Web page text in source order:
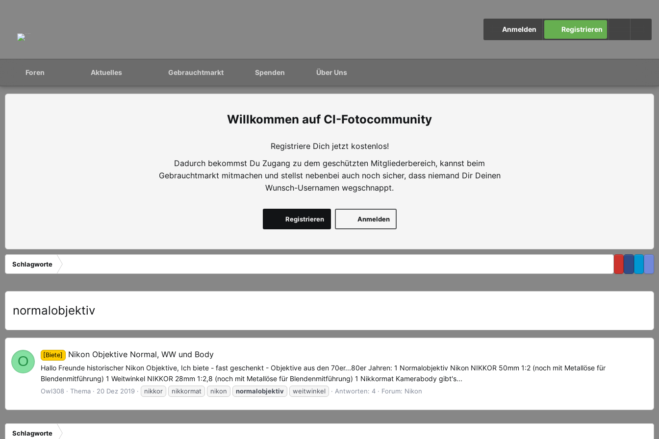
Anmelden Registrieren
Foren Aktuelles Gebrauchtmarkt Spenden Über Uns
CI-Fotocommunity
Registriere Dich jetzt kostenlos!
Dadurch bekommst Du Zugang zu dem geschützten Mitgliederbereich, kannst beim
Gebrauchtmarkt mitmachen und stellst nebenbei auch noch sicher, dass niemand Dir Deinen
Wunsch-Usernamen wegschnappt.
Anmelden
Registrieren
Schlagworte
normalobjektiv
O [Biete] Nikon Objektive Normal, WW und Body
Hallo Freunde historischer Nikon Objektive, Ich biete - fast geschenkt - Objektive aus den 70er...80er Jahren: 1 Normalobjektiv Nikon NIKKOR 50mm 1:2 (noch mit Metallöse für
Blendenmitführung) 1 Weitwinkel NIKKOR 28mm 1:2,8 (noch mit Metallöse für Blendenmitführung) 1 Nikkormat Kamerabody gibt's...
Owl308 Thema 20 Dez 2019 nikkor nikkormat nikon normalobjektiv weitwinkel Antworten: 4 Forum: Nikon
Schlagworte